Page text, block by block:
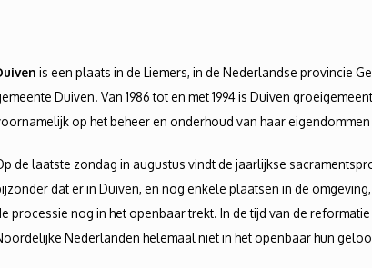
is een plaats in de Liemers, in de Nederlandse provincie
Duiven. Van 1986 tot en met 1994 is Duiven
op het beheer en onderhoud van haar
de laatste zondag in augustus vindt de jaarlijkse
dat er in Duiven, en nog enkele plaatsen in de
processie nog in het openbaar trekt. In de tijd van de
Nederlanden helemaal niet in het openbaar hun